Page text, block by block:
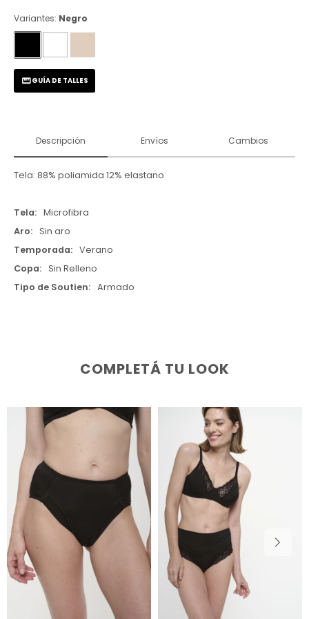
Variantes: Negro
GUÍA DE TALLES
Descripción Envíos Cambios
Tela: 88% poliamida 12% elastano
Tela
Microfibra
Aro
Sin aro
Temporada
Verano
Copa
Sin Relleno
Tipo de Soutien
Armado
COMPLETÁ TU LOOK